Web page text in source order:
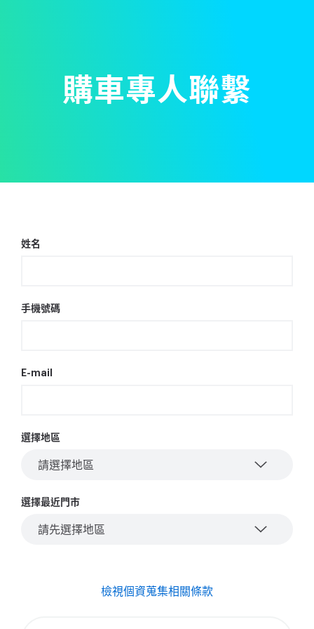
購車專人聯繫
姓名
手機號碼
E-mail
選擇地區
請選擇地區
選擇最近門市
請先選擇地區
檢視個資蒐集相關條款